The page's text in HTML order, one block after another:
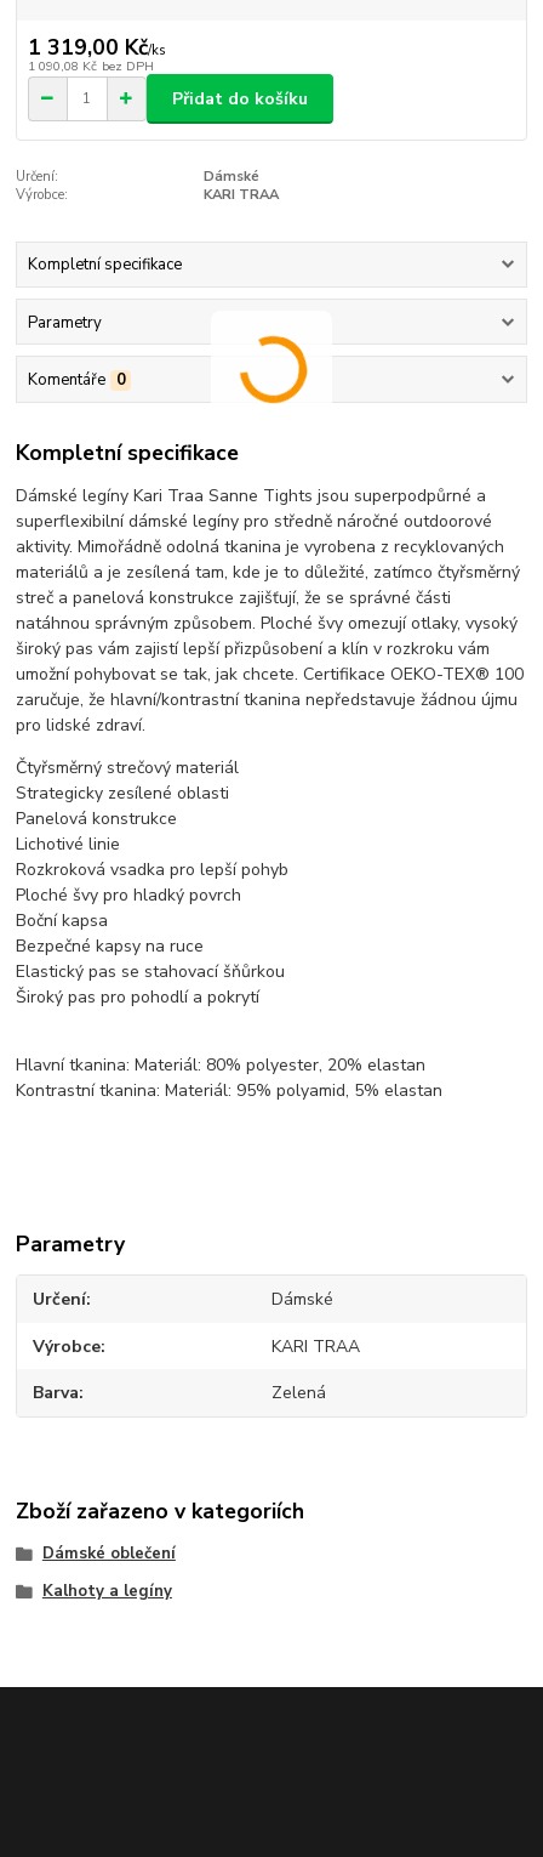
1 319,00 Kč/ks
1 090,08 Kč bez DPH
Přidat do košíku
Určení:
Dámské
Výrobce:
KARI TRAA
Kompletní specifikace
Parametry
Komentáře 0
Kompletní specifikace
Dámské legíny Kari Traa Sanne Tights jsou superpodpůrné a
superflexibilní dámské legíny pro středně náročné outdoorové
aktivity. Mimořádně odolná tkanina je vyrobena z recyklovaných
materiálů a je zesílená tam, kde je to důležité, zatímco čtyřsměrný
streč a panelová konstrukce zajišťují, že se správné části
natáhnou správným způsobem. Ploché švy omezují otlaky, vysoký
široký pas vám zajistí lepší přizpůsobení a klín v rozkroku vám
umožní pohybovat se tak, jak chcete. Certifikace OEKO-TEX® 100
zaručuje, že hlavní/kontrastní tkanina nepředstavuje žádnou újmu
pro lidské zdraví.
Čtyřsměrný strečový materiál
Strategicky zesílené oblasti
Panelová konstrukce
Lichotivé linie
Rozkroková vsadka pro lepší pohyb
Ploché švy pro hladký povrch
Boční kapsa
Bezpečné kapsy na ruce
Elastický pas se stahovací šňůrkou
Široký pas pro pohodlí a pokrytí
Hlavní tkanina: Materiál: 80% polyester, 20% elastan
Kontrastní tkanina: Materiál: 95% polyamid, 5% elastan
Parametry
Určení Dámské
Výrobce KARI TRAA
Barva Zelená
Zboží zařazeno v kategoriích
Dámské oblečení
Kalhoty a legíny